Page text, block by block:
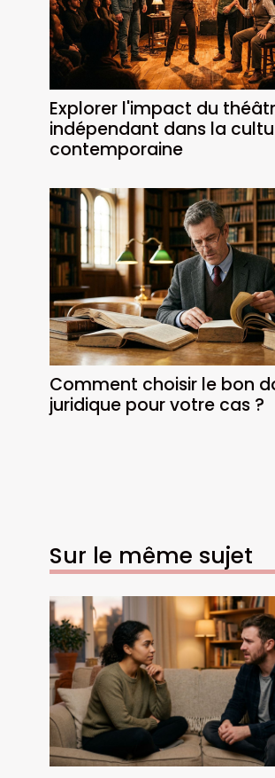
Explorer l'impact du
indépendant dans la
contemporaine
Comment choisir le bon
juridique pour votre cas ?
Sur le même sujet